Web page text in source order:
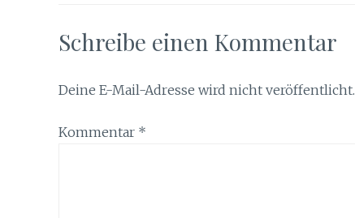
Schreibe einen Kommentar
Deine E-Mail-Adresse wird nicht veröffentlicht.
Kommentar *